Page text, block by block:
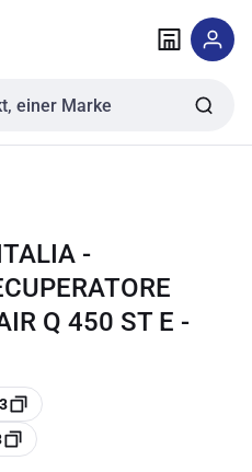
-
Q 450 ST E -